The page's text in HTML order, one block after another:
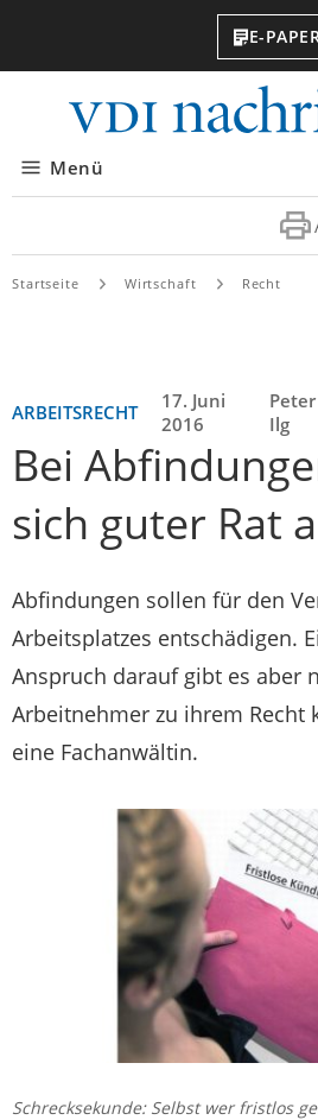
E-
Menü
Startseite Wirtschaft Recht
ARBEITSRECHT
17. Juni
2016
Peter
Ilg
Bei
sich guter Rat
Abfindungen sollen für den
Arbeitsplatzes entschädigen.
Anspruch darauf gibt es aber
Arbeitnehmer zu ihrem Recht
eine Fachanwältin.
Schrecksekunde: Selbst wer fristlos